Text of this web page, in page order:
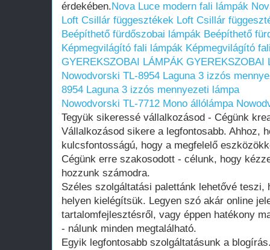
érdekében.Nova Luce modern fali lámpák
Loft Csillár függesztékek Loft Csillár
Beépíthető fürdőszobai lámpák Beépíthető
Képmegvilágító fali lámpák Képmegvilágító
GYEREKSZOBAI LÁMPÁK GYEREKSZOBAI
Nowodvorski TL-8954 Laguna 3 izzós
8954 Laguna 3 izzós mennyezeti lámpa
Nowodvorski TL-7712 Mono állólámpa
Tegyük sikeressé vállalkozásod - Cégünk
Vállalkozásod sikere a legfontosabb. Ahhoz,
kulcsfontosságú, hogy a megfelelő
Cégünk erre szakosodott - célunk, hogy
hozzunk számodra.
Széles szolgáltatási palettánk lehetővé teszi,
helyen kielégítsük. Legyen szó akár online
tartalomfejlesztésről, vagy éppen hatékony
- nálunk minden megtalálható.
Egyik legfontosabb szolgáltatásunk a